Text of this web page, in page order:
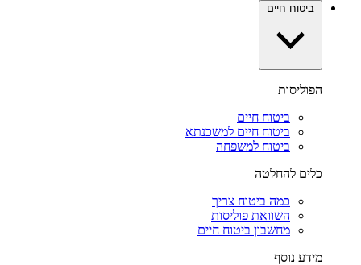
ביטוח חיים
הפוליסות
ביטוח חיים
ביטוח חיים למשכנתא
ביטוח למשפחה
כלים להחלטה
כמה ביטוח צריך
השוואת פוליסות
מחשבון ביטוח חיים
מידע נוסף